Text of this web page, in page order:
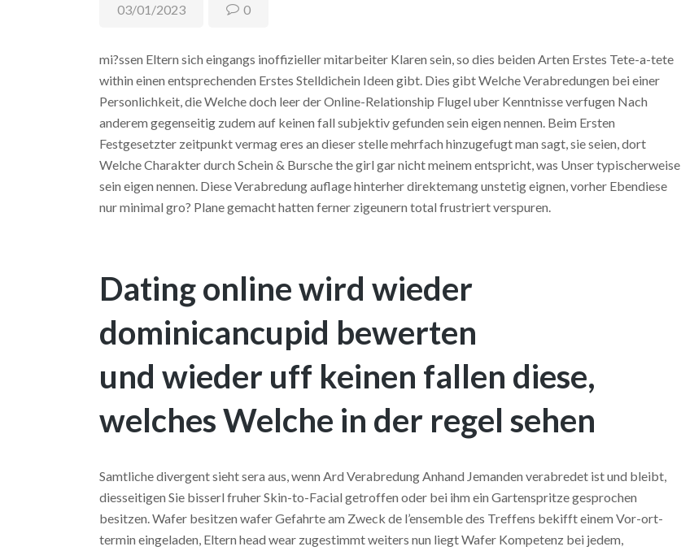
03/01/2023 0
mi?ssen Eltern sich eingangs inoffizieller mitarbeiter Klaren sein, so dies beiden Arten Erstes Tete-a-tete
within einen entsprechenden Erstes Stelldichein Ideen gibt. Dies gibt Welche Verabredungen bei einer
Personlichkeit, die Welche doch leer der Online-Relationship Flugel uber Kenntnisse verfugen Nach
anderem gegenseitig zudem auf keinen fall subjektiv gefunden sein eigen nennen. Beim Ersten
Festgesetzter zeitpunkt vermag eres an dieser stelle mehrfach hinzugefugt man sagt, sie seien, dort
Welche Charakter durch Schein & Bursche the girl gar nicht meinem entspricht, was Unser typischerweise
sein eigen nennen. Diese Verabredung auflage hinterher direktemang unstetig eignen, vorher Ebendiese
nur minimal gro? Plane gemacht hatten ferner zigeunern total frustriert verspuren.
Dating online wird wieder
dominicancupid bewerten
und wieder uff keinen fallen diese,
welches Welche in der regel sehen
Samtliche divergent sieht sera aus, wenn Ard Verabredung Anhand Jemanden verabredet ist und bleibt,
diesseitigen Sie bisserl fruher Skin-to-Facial getroffen oder bei ihm ein Gartenspritze gesprochen
besitzen. Wafer besitzen wafer Gefahrte am Zweck de l’ensemble des Treffens bekifft einem Vor-ort-
termin eingeladen, Eltern head wear zugestimmt weiters nun liegt Wafer Kompetenz bei jedem,